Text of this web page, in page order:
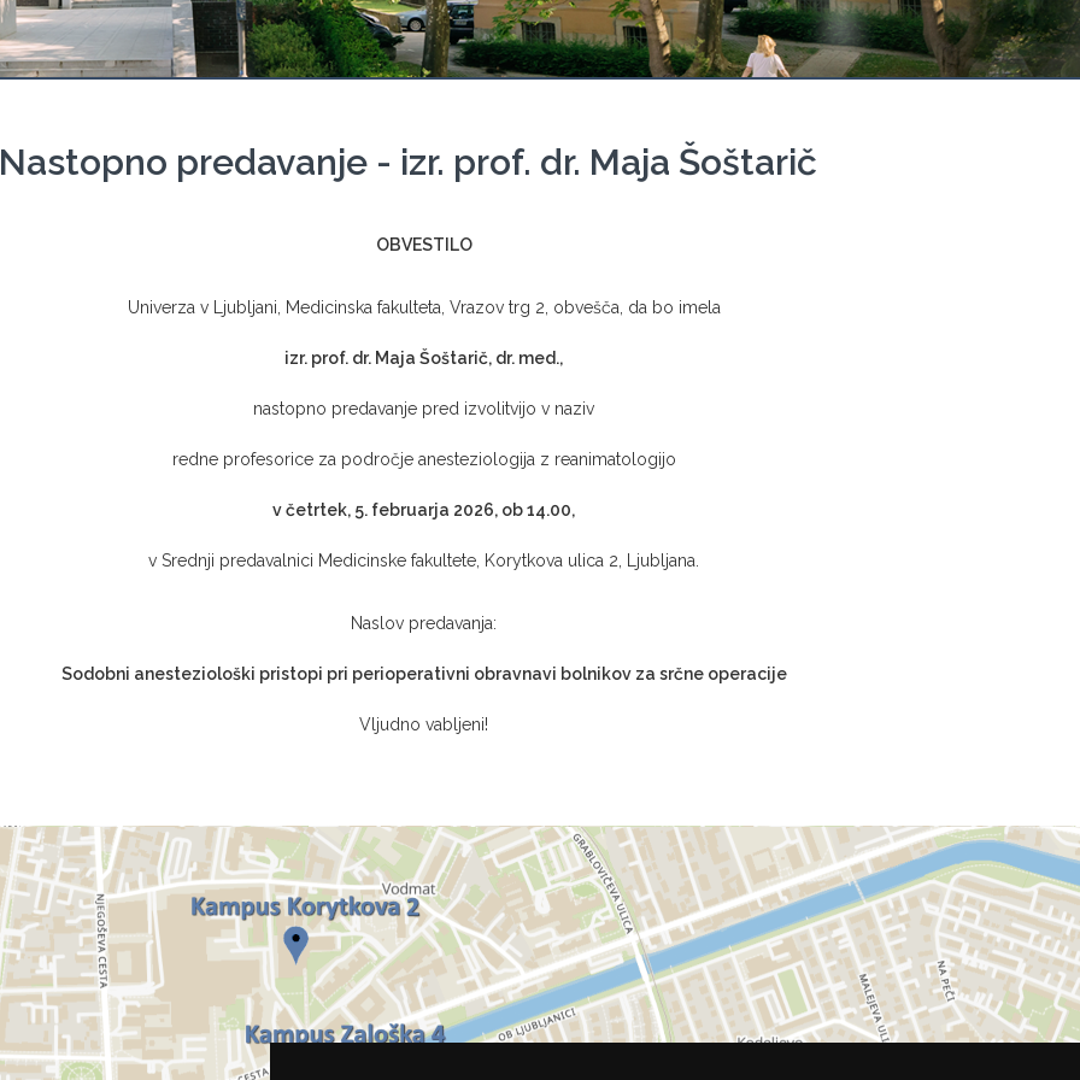
Nastopno predavanje - izr. prof. dr. Maja Šoštarič
OBVESTILO
Univerza v Ljubljani, Medicinska fakulteta, Vrazov trg 2, obvešča, da bo imela
izr. prof. dr. Maja Šoštarič, dr. med.,
nastopno predavanje pred izvolitvijo v naziv
redne profesorice za področje anesteziologija z reanimatologijo
v četrtek, 5. februarja 2026, ob 14.00,
v Srednji predavalnici Medicinske fakultete, Korytkova ulica 2, Ljubljana.
Naslov predavanja:
Sodobni anesteziološki pristopi pri perioperativni obravnavi bolnikov za srčne operacije
Vljudno vabljeni!